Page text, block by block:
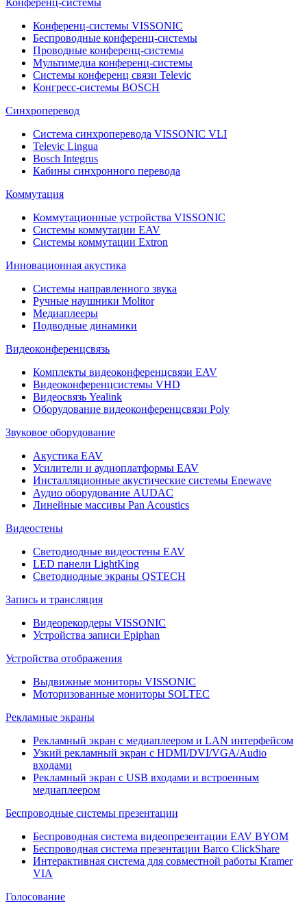
Конференц-системы
Конференц-системы VISSONIC
Беспроводные конференц-системы
Проводные конференц-системы
Мультимедиа конференц-системы
Системы конференц связи Televic
Конгресс-системы BOSCH
Синхроперевод
Система синхроперевода VISSONIC VLI
Televic Lingua
Bosch Integrus
Кабины синхронного перевода
Коммутация
Коммутационные устройства VISSONIC
Системы коммутации EAV
Системы коммутации Extron
Инновационная акустика
Системы направленного звука
Ручные наушники Molitor
Медиаплееры
Подводные динамики
Видеоконференцсвязь
Комплекты видеоконференцсвязи EAV
Видеоконференцсистемы VHD
Видеосвязь Yealink
Оборудование видеоконференцсвязи Poly
Звуковое оборудование
Акустика EAV
Усилители и аудиоплатформы EAV
Инсталляционные акустические системы Enewave
Аудио оборудование AUDAC
Линейные массивы Pan Acoustics
Видеостены
Светодиодные видеостены EAV
LED панели LightKing
Светодиодные экраны QSTECH
Запись и трансляция
Видеорекордеры VISSONIC
Устройства записи Epiphan
Устройства отображения
Выдвижные мониторы VISSONIC
Моторизованные мониторы SOLTEC
Рекламные экраны
Рекламный экран с медиаплеером и LAN интерфейсом
Узкий рекламный экран с HDMI/DVI/VGA/Audio
входами
Рекламный экран с USB входами и встроенным
медиаплеером
Беспроводные системы презентации
Беспроводная система видеопрезентации EAV BYOM
Беспроводная система презентации Barco ClickShare
Интерактивная система для совместной работы Kramer
VIA
Голосование